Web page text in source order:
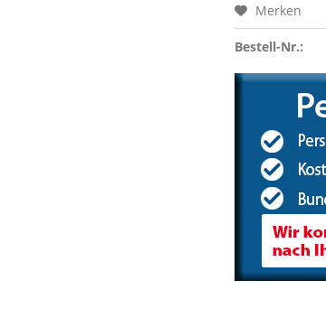
Merken
Bestell-Nr.: